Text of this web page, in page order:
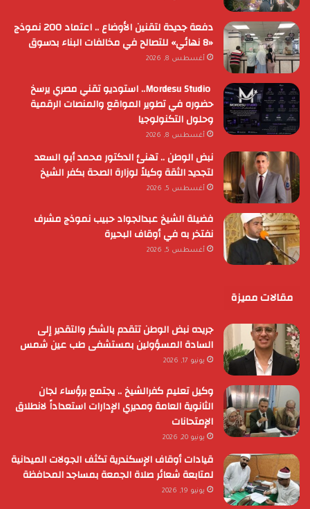
دفعة جديدة لتقنين الأوضاع .. اعتماد 200 نموذج
«8 نهائي» للتصالح في مخالفات البناء بدسوق
أغسطس 8, 2026
Mordesu Studio.. استوديو تقني مصري يرسخ
حضوره في تطوير المواقع والمنصات الرقمية
وحلول التكنولوجيا
أغسطس 8, 2026
نبض الوطن .. تهنئ الدكتور محمد أبو السعد
لتجديد الثقة وكيلاً لوزارة الصحة بكفر الشيخ
أغسطس 5, 2026
فضيلة الشيخ عبدالجواد حبيب نموذج مشرف
نفتخر به في أوقاف البحيرة
أغسطس 5, 2026
مقالات مميزة
جريده نبض الوطن تتقدم بالشكر والتقدير إلى
السادة المسؤولين بمستشفى طب عين شمس
يونيو 17, 2026
وكيل تعليم كفرالشيخ .. يجتمع برؤساء لجان
الثانوية العامة ومديري الإدارات استعداداً لانطلاق
الإمتحانات
يونيو 20, 2026
قيادات أوقاف الإسكندرية تكثف الجولات الميدانية
لمتابعة شعائر صلاة الجمعة بمساجد المحافظة
يونيو 19, 2026